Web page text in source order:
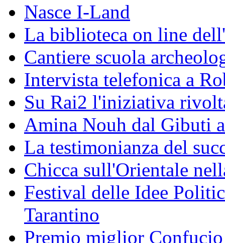
Nasce I-Land
La biblioteca on line
Cantiere scuola
Intervista telefonica a
Su Rai2 l'iniziativa
Amina Nouh dal Gibuti
La testimonianza del
Chicca sull'Orientale
Festival delle Idee
Tarantino
Premio miglior